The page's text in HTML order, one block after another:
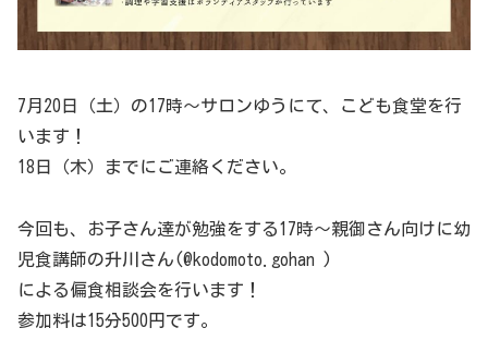
7月20日（土）の17時〜サロンゆうにて、こども食堂を行
います！
18日（木）までにご連絡ください。
今回も、お子さん達が勉強をする17時〜親御さん向けに幼
児食講師の升川さん(@kodomoto.gohan )
による偏食相談会を行います！
参加料は15分500円です。